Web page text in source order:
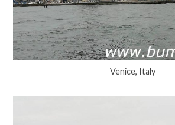
Venice, Italy